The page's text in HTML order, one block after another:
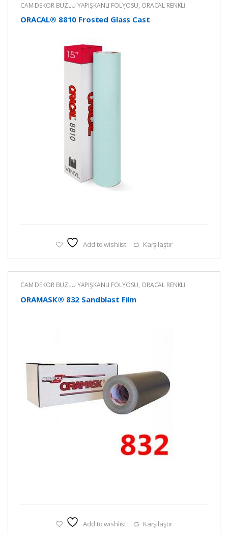
CAM DEKOR BUZLU YAPIŞKANLI FOLYOSU, ORACAL RENKLİ
YAPIŞKANLI KESİM FOLYOLARI RENKLİ YAPIŞKANLI FOLYO
ORACAL® 8810 Frosted Glass Cast
Add to wishlist Karşılaştır
CAM DEKOR BUZLU YAPIŞKANLI FOLYOSU, ORACAL RENKLİ
YAPIŞKANLI KESİM FOLYOLARI RENKLİ YAPIŞKANLI FOLYO
ORAMASK® 832 Sandblast Film
Add to wishlist Karşılaştır